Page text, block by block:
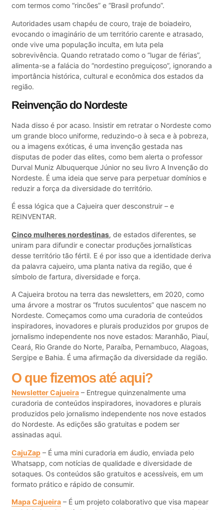
com termos como “rincões” e “Brasil profundo”.
Autoridades usam chapéu de couro, traje de boiadeiro,
evocando o imaginário de um território carente e atrasado,
onde vive uma população inculta, em luta pela
sobrevivência. Quando retratado como o “lugar de férias”,
alimenta-se a falácia do “nordestino preguiçoso”, ignorando a
importância histórica, cultural e econômica dos estados da
região.
Reinvenção do Nordeste
Nada disso é por acaso. Insistir em retratar o Nordeste como
um grande bloco uniforme, reduzindo-o à seca e à pobreza,
ou a imagens exóticas, é uma invenção gestada nas
disputas de poder das elites, como bem alerta o professor
Durval Muniz Albuquerque Júnior no seu livro A Invenção do
Nordeste. É uma ideia que serve para perpetuar domínios e
reduzir a força da diversidade do território.
É essa lógica que a Cajueira quer desconstruir – e
REINVENTAR.
Cinco mulheres nordestinas, de estados diferentes, se
uniram para difundir e conectar produções jornalísticas
desse território tão fértil. E é por isso que a identidade deriva
da palavra cajueiro, uma planta nativa da região, que é
símbolo de fartura, diversidade e força.
A Cajueira brotou na terra das newsletters, em 2020, como
uma árvore a mostrar os “frutos suculentos” que nascem no
Nordeste. Começamos como uma curadoria de conteúdos
inspiradores, inovadores e plurais produzidos por grupos de
jornalismo independente nos nove estados: Maranhão, Piauí,
Ceará, Rio Grande do Norte, Paraíba, Pernambuco, Alagoas,
Sergipe e Bahia. É uma afirmação da diversidade da região.
O que fizemos até aqui?
Newsletter Cajueira – Entregue quinzenalmente uma
curadoria de conteúdos inspiradores, inovadores e plurais
produzidos pelo jornalismo independente nos nove estados
do Nordeste. As edições são gratuitas e podem ser
assinadas aqui.
CajuZap – É uma mini curadoria em áudio, enviada pelo
Whatsapp, com notícias de qualidade e diversidade de
sotaques. Os conteúdos são gratuitos e acessíveis, em um
formato prático e rápido de consumir.
Mapa Cajueira – É um projeto colaborativo que visa mapear